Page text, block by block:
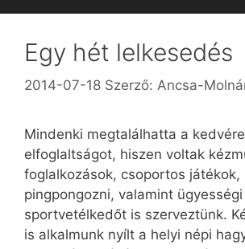
Egy hét lelkesedés
2014-07-18 Szerző: Ancsa-
Mindenki megtalálhatta a
elfoglaltságot, hiszen voltak
foglalkozások, csoportos
pingpongozni, valamint ügyességi
sportvetélkedőt is szerveztünk.
is alkalmunk nyílt a helyi népi